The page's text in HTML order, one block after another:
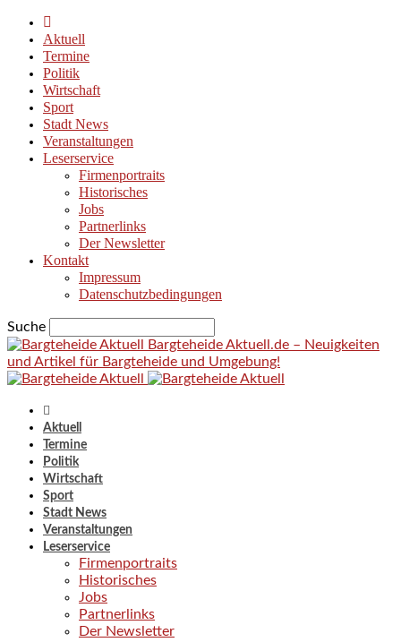
Aktuell
Termine
Politik
Wirtschaft
Sport
Stadt News
Veranstaltungen
Leserservice
Firmenportraits
Historisches
Jobs
Partnerlinks
Der Newsletter
Kontakt
Impressum
Datenschutzbedingungen
Suche
Bargteheide Aktuell.de – Neuigkeiten
und Artikel für Bargteheide und Umgebung!
Aktuell
Termine
Politik
Wirtschaft
Sport
Stadt News
Veranstaltungen
Leserservice
Firmenportraits
Historisches
Jobs
Partnerlinks
Der Newsletter